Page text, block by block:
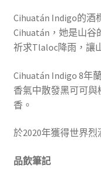
Cihuatán Indigo的酒
Cihuatán，她是山谷
祈求Tlaloc降雨，讓
Cihuatán Indigo 8年
香氣中散發黑可可
香。
於2020年獲得世界烈
品飲筆記